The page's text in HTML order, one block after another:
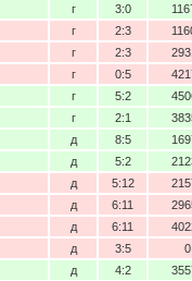
г 3:0
г 2:3
г 2:3
г 0:5
г 5:2
г 2:1
д 8:5
д 5:2
д 5:12
д 6:11
д 6:11
д 3:5
0
д 4:2